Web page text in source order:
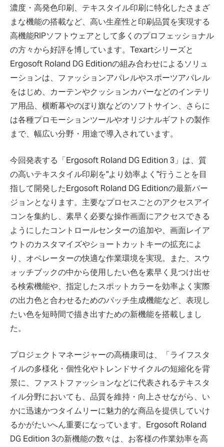
濃度・高発色印刷、テキスタイル印刷に特化したさまざ
まな機能の搭載など、高い生産性と印刷品質を実現する
高機能RIPソフトウェアとして多くのプロフェッショナル
の方々から好評を博しています。Texartシリーズと
Ergosoft Roland DG Editionの組み合わせによるソリュ
ーションは、ファッションアパレルやスポーツアパレル
をはじめ、カーテンやクッションカバーなどのインテリ
ア用品、横断幕やのぼり旗などのソフトサイン、さらに
は各種プロモーションツールやオリジナルギフトの製作
まで、幅広い分野・用途で導入されています。
今回発表する「Ergosoft Roland DG Edition 3」は、質
の高いテキスタイル印刷を"より効率よく"行うことを目
指して開発したErgosoft Roland DG Editionの最新バー
ジョンとなります。主要なプロセスごとのアクセスアイ
コンを集約し、素早く必要な操作画面にアクセスできる
ようにしたコントロールセンターの追加や、画面レイア
ウトのカスタマイズやショートカットキーの拡充によ
り、オペレーターの快適な作業環境を実現。また、スウ
ォッチブックの中から使用したい色を素早く見つけ出せ
る検索機能や、指定したスポットカラーを効率よく実際
の出力色と合わせるためのパッチ生成機能など、表現し
たい色を短時間で描き出すための新機能を搭載しまし
た。
プロジェクトマネージャーの高橋康司は、「ライフスタ
イルの多様化・個性化やトレンドサイクルの短縮化を背
景に、ファストファッションなどに代表されるテキスタ
イル分野においても、品質を維持・向上させながら、い
かに迅速かつタイムリーに魅力的な商品を提供していけ
るかがたいへん重要になっています。Ergosoft Roland
DG Edition 3の新機能の数々は、お客様の作業効率を高